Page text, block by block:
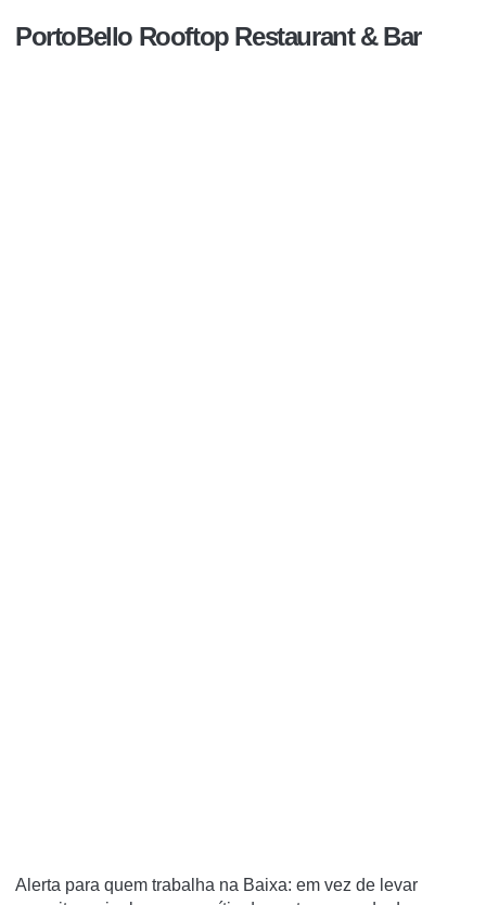
PortoBello Rooftop Restaurant & Bar
Alerta para quem trabalha na Baixa: em vez de levar